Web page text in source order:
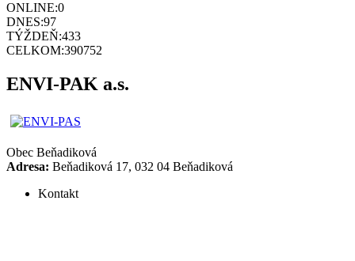
ONLINE:0
DNES:97
TÝŽDEŇ:433
CELKOM:390752
ENVI-PAK a.s.
Obec Beňadiková
Adresa: Beňadiková 17, 032 04 Beňadiková
Kontakt